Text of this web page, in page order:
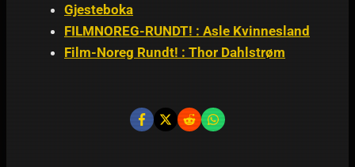
Gjesteboka
FILMNOREG-RUNDT! : Asle Kvinnesland
Film-Noreg Rundt! : Thor Dahlstrøm